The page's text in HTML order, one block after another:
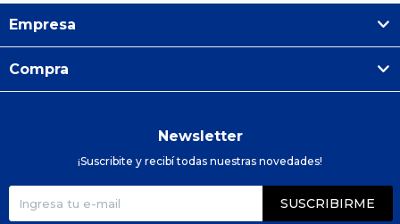
Empresa
Compra
Newsletter
¡Suscribite y recibí todas nuestras novedades!
SUSCRIBIRME